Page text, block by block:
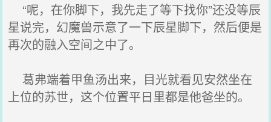
“呢，在你脚下，我先走了等下找你”还没等辰
星说完，幻魔兽示意了一下辰星脚下，然后便是
再次的融入空间之中了。
葛弗端着甲鱼汤出来，目光就看见安然坐在
上位的苏世，这个位置平日里都是他爸坐的。